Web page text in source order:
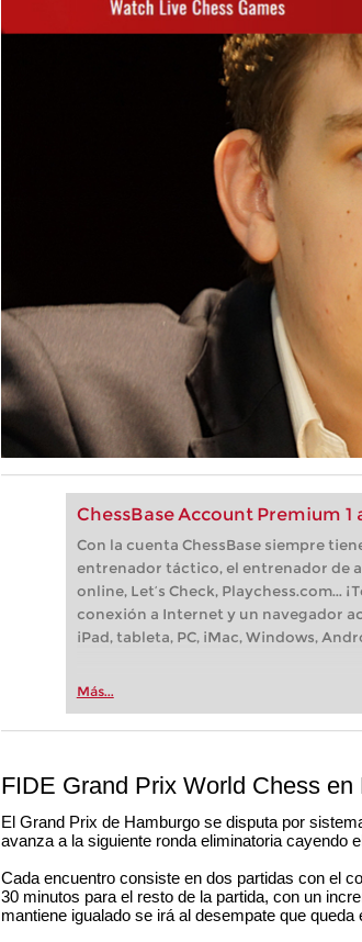
ChessBase Account Premium 1
Con la cuenta ChessBase siempre
entrenador táctico, el entrenador de
online, Let’s Check, Playchess.com...
conexión a Internet y un navegador
iPad, tableta, PC, iMac, Windows,
Más...
FIDE Grand Prix World Chess en
El Grand Prix de Hamburgo se disputa por
avanza a la siguiente ronda eliminatoria cayendo
Cada encuentro consiste en dos partidas con el
30 minutos para el resto de la partida, con un
mantiene igualado se irá al desempate que